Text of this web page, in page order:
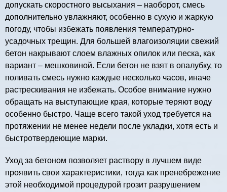
допускать скоростного высыхания – наоборот, смесь
дополнительно увлажняют, особенно в сухую и жаркую
погоду, чтобы избежать появления температурно-
усадочных трещин. Для большей влагоизоляции свежий
бетон накрывают слоем влажных опилок или песка, как
вариант – мешковиной. Если бетон не взят в опалубку, то
поливать смесь нужно каждые несколько часов, иначе
растрескивания не избежать. Особое внимание нужно
обращать на выступающие края, которые теряют воду
особенно быстро. Чаще всего такой уход требуется на
протяжении не менее недели после укладки, хотя есть и
быстротвердеющие марки.
Уход за бетоном позволяет раствору в лучшем виде
проявить свои характеристики, тогда как пренебрежение
этой необходимой процедурой грозит разрушением